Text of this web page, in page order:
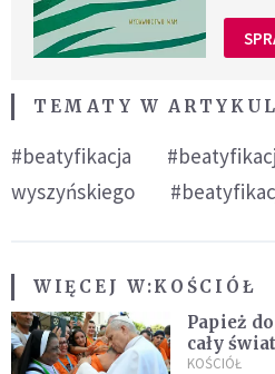
TEMATY W
#beatyfikacja
wyszyńskiego
WIĘCEJ W:KOŚCIÓŁ
Papież
cały
nowych
KOŚCIÓŁ